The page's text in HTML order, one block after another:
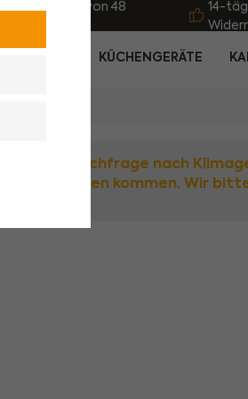
innerhalb von 48
14-
KÜCHENGERÄTE
großen Nachfrage nach
Verzögerungen kommen. Wir